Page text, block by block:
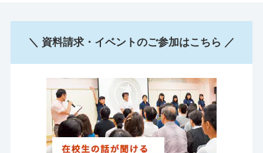
＼ 資料請求・イベントのご参加はこちら ／